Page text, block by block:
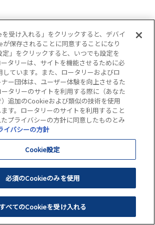
を受け入れる」をクリックすると、デバイ
保存されることに同意することになり
」をクリックすると、いつでも設定を
タリーは、サイトを機能させるために必
ています。また、ロータリーおよびロ
ー団体は、ユーザー体験を向上させるた
タリーのサイトを利用する際に（あなた
追加のCookieおよび類似の技術を使用
す。ロータリーのサイトを利用すること
プライバシーの方針に同意したものとみ
イバシーの方針
Cookie設定
必須のCookieのみを使用
すべてのCookieを受け入れる